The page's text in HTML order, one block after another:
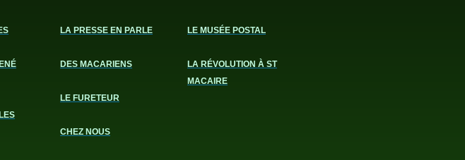
LA PRESSE EN PARLE
DES MACARIENS
LE FURETEUR
CHEZ NOUS
LE MUSÉE POSTAL
LA RÉVOLUTION À ST
MACAIRE